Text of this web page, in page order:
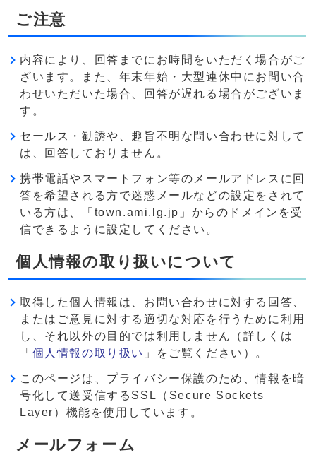
ご注意
内容により、回答までにお時間をいただく場合がご
ざいます。また、年末年始・大型連休中にお問い合
わせいただいた場合、回答が遅れる場合がございま
す。
セールス・勧誘や、趣旨不明な問い合わせに対して
は、回答しておりません。
携帯電話やスマートフォン等のメールアドレスに回
答を希望される方で迷惑メールなどの設定をされて
いる方は、「town.ami.lg.jp」からのドメインを受
信できるように設定してください。
個人情報の取り扱いについて
取得した個人情報は、お問い合わせに対する回答、
またはご意見に対する適切な対応を行うために利用
し、それ以外の目的では利用しません（詳しくは
「 個人情報の取り扱い 」をご覧ください）。
このページは、プライバシー保護のため、情報を暗
号化して送受信するSSL（Secure Sockets
Layer）機能を使用しています。
メールフォーム